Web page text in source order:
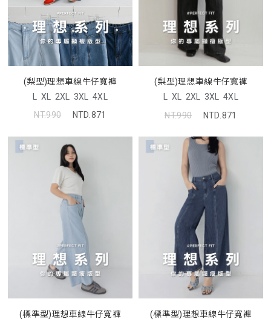
(梨型)理想車線牛仔寬褲
L XL 2XL 3XL 4XL
NT.990
NTD.871
(梨型)理想車線牛仔寬褲
L XL 2XL 3XL 4XL
NT.990
NTD.871
(標準型)理想車線牛仔寬褲
(標準型)理想車線牛仔寬褲